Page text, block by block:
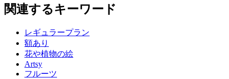
関連するキーワード
レギュラープラン
額あり
花や植物の絵
Artsy
フルーツ